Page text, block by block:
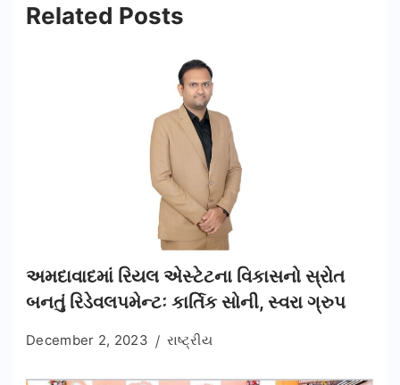
Related Posts
અમદાવાદમાં રિયલ એસ્ટેટના વિકાસનો સ્રોત
બનતું રિડેવલપમેન્ટઃ કાર્તિક સોની, સ્વરા ગ્રુપ
December 2, 2023 રાષ્ટ્રીય